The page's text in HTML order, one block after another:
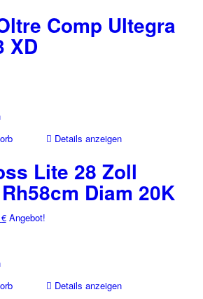
Comp Ultegra
XD
Details anzeigen
Lite 28 Zoll
Diam 20K
€Aktueller
Angebot!
Details anzeigen